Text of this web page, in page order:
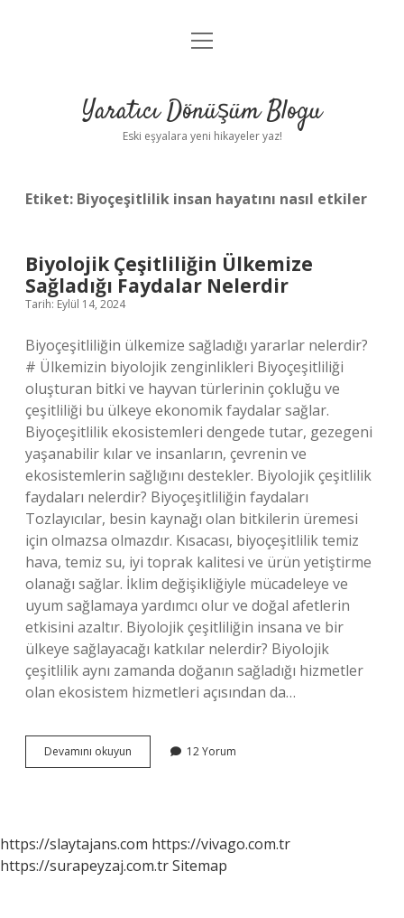
Anasayfa
Yasal Uyarı
menüyü
Yaratıcı Dönüşüm Blogu
Eski eşyalara yeni hikayeler yaz!
Etiket: Biyoçeşitlilik insan hayatını nasıl etkiler
Biyolojik Çeşitliliğin Ülkemize
Sağladığı Faydalar Nelerdir
Tarih: Eylül 14, 2024
Biyoçeşitliliğin ülkemize sağladığı yararlar nelerdir?
# Ülkemizin biyolojik zenginlikleri Biyoçeşitliliği
oluşturan bitki ve hayvan türlerinin çokluğu ve
çeşitliliği bu ülkeye ekonomik faydalar sağlar.
Biyoçeşitlilik ekosistemleri dengede tutar, gezegeni
yaşanabilir kılar ve insanların, çevrenin ve
ekosistemlerin sağlığını destekler. Biyolojik çeşitlilik
faydaları nelerdir? Biyoçeşitliliğin faydaları
Tozlayıcılar, besin kaynağı olan bitkilerin üremesi
için olmazsa olmazdır. Kısacası, biyoçeşitlilik temiz
hava, temiz su, iyi toprak kalitesi ve ürün yetiştirme
olanağı sağlar. İklim değişikliğiyle mücadeleye ve
uyum sağlamaya yardımcı olur ve doğal afetlerin
etkisini azaltır. Biyolojik çeşitliliğin insana ve bir
ülkeye sağlayacağı katkılar nelerdir? Biyolojik
çeşitlilik aynı zamanda doğanın sağladığı hizmetler
olan ekosistem hizmetleri açısından da…
Devamını okuyun Biyolojik
Çeşitliliğin
12 Yorum
https://slaytajans.com https://vivago.com.tr
https://surapeyzaj.com.trSitemap